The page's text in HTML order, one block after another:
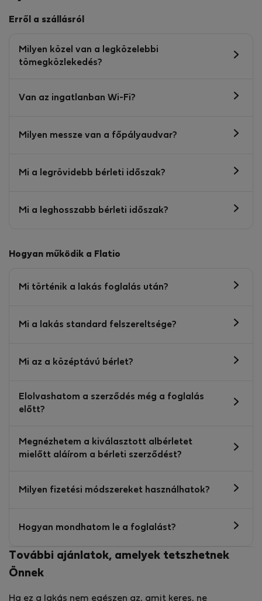
Erről a szállásról
Milyen közel van a legközelebbi
tömegközlekedés?
Van az ingatlanban Wi-Fi?
Milyen messze van a főpályaudvar?
Mi a legrövidebb bérleti időszak?
Mi a leghosszabb bérleti időszak?
Hogyan működik a Flatio
Mi történik a lakás foglalás után?
Mi a lakás standard felszereltsége?
Mi az a középtávú bérlet?
Elolvashatom a szerződés még a foglalás
előtt?
Megnézhetem a kiválasztott albérletet
mielőtt aláírom a bérleti szerződést?
Milyen fizetési módszereket használhatok?
Hogyan mondhatom le a foglalást?
További ajánlatok, amelyek tetszhetnek
Önnek
Ha ez a lakás nem egészen az, amit keres, ne